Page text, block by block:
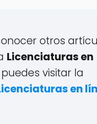
otros
Licenciaturas en
puedes visitar la
en